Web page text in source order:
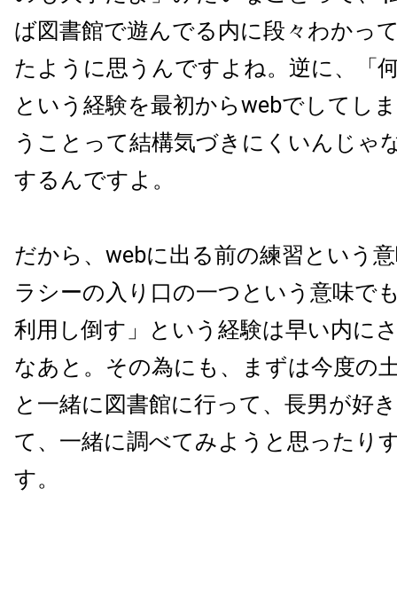
ば図書館で遊んでる内に段々わかっ
たように思うんですよね。逆に、「
という経験を最初からwebでしてし
うことって結構気づきにくいんじゃ
するんですよ。
だから、webに出る前の練習という
ラシーの入り口の一つという意味で
利用し倒す」という経験は早い内に
なあと。その為にも、まずは今度の
と一緒に図書館に行って、長男が好
て、一緒に調べてみようと思ったり
す。